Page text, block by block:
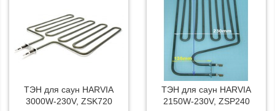
ТЭН для саун HARVIA
3000W-230V, ZSK720
ТЭН для саун HARVIA
2150W-230V, ZSP240